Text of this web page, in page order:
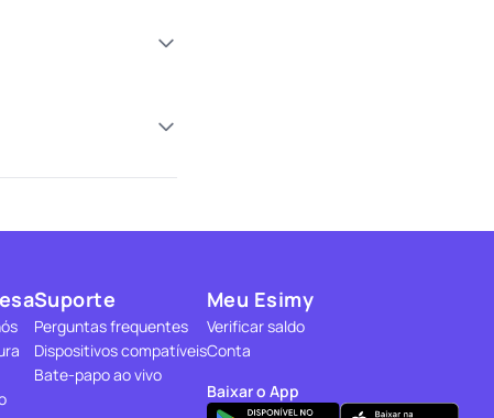
Suporte
Perguntas frequentes
Dispositivos compatíveis
Bate-papo ao vivo
Meu Esimy
Verificar saldo
Conta
Baixar o App